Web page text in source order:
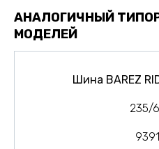
АНАЛОГИЧНЫЙ
МОДЕЛЕЙ
Шина BAREZ
235/